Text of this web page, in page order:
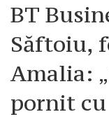
BT
Săftoiu,
Amalia:
pornit